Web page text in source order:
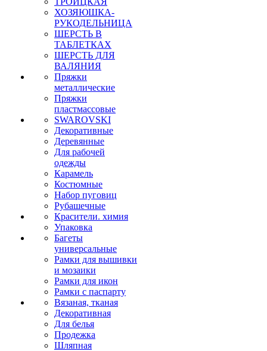
ХОЗЯЮШКА-
РУКОДЕЛЬНИЦА
ШЕРСТЬ В
ТАБЛЕТКАХ
ШЕРСТЬ ДЛЯ
ВАЛЯНИЯ
Пряжки
металлические
Пряжки
пластмассовые
SWAROVSKI
Декоративные
Деревянные
Для рабочей
одежды
Карамель
Костюмные
Набор пуговиц
Рубашечные
Красители. химия
Упаковка
Багеты
универсальные
Рамки для вышивки
и мозаики
Рамки для икон
Рамки с паспарту
Вязаная, тканая
Декоративная
Для белья
Продежка
Шляпная